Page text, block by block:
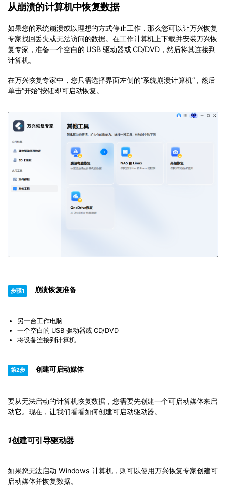
从崩溃的计算机中恢复数据
如果您的系统崩溃或以理想的方式停止工作，那么您可以让万兴恢复
专家找回丢失或无法访问的数据。在工作计算机上下载并安装万兴恢
复专家，准备一个空白的 USB 驱动器或 CD/DVD，然后将其连接到
计算机。
在万兴恢复专家中，您只需选择界面左侧的“系统崩溃计算机”，然后
单击“开始”按钮即可启动恢复。
步骤1 崩溃恢复准备
另一台工作电脑
一个空白的 USB 驱动器或 CD/DVD
将设备连接到计算机
第2步 创建可启动媒体
要从无法启动的计算机恢复数据，您需要先创建一个可启动媒体来启
动它。现在，让我们看看如何创建可启动驱动器。
1创建可引导驱动器
如果您无法启动 Windows 计算机，则可以使用万兴恢复专家创建可
启动媒体并恢复数据。